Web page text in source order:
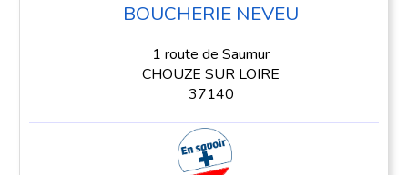
BOUCHERIE NEVEU
1 route de Saumur
CHOUZE SUR LOIRE
37140